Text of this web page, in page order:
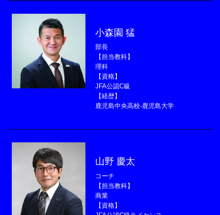
小森園 猛
部長
【担当教科】
理科
【資格】
JFA公認C級
【経歴】
鹿児島中央高校-鹿児島大学
山野 慶太
コーチ
【担当教科】
商業
【資格】